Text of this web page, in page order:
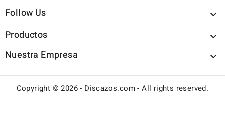
Follow Us 
Productos 
Nuestra Empresa 
Copyright © 2026 - Discazos.com - All rights reserved.